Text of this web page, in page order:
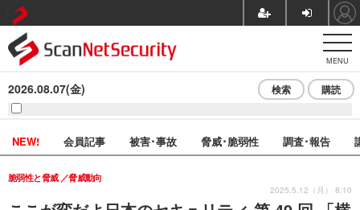
MENU
2026.08.07(金) 検索 購読
NEW! 会員記事 被害･事故 脅威･脆弱性 調査･報告
脆弱性と脅威 脅威動向
2025.5.12（月） 8:10